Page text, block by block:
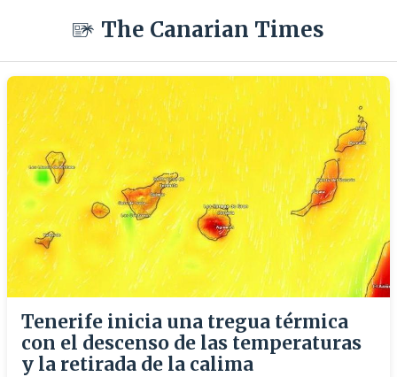
The Canarian Times
Tenerife inicia una tregua térmica
con el descenso de las temperaturas
y la retirada de la calima